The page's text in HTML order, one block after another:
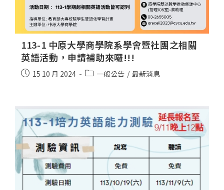
113-1 中原大學商學院系學會暨社團之相關
英語活動，申請補助來囉!!!
15 10 月 2024 一般公告 / 最新消息